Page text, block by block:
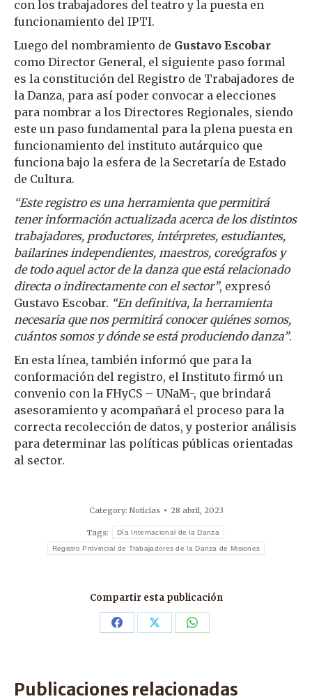
con los trabajadores del teatro y la puesta en
funcionamiento del IPTI.
Luego del nombramiento de Gustavo Escobar
como Director General, el siguiente paso formal
es la constitución del Registro de Trabajadores de
la Danza, para así poder convocar a elecciones
para nombrar a los Directores Regionales, siendo
este un paso fundamental para la plena puesta en
funcionamiento del instituto autárquico que
funciona bajo la esfera de la Secretaría de Estado
de Cultura.
“Este registro es una herramienta que permitirá
tener información actualizada acerca de los distintos
trabajadores, productores, intérpretes, estudiantes,
bailarines independientes, maestros, coreógrafos y
de todo aquel actor de la danza que está relacionado
directa o indirectamente con el sector”, expresó
Gustavo Escobar. “En definitiva, la herramienta
necesaria que nos permitirá conocer quiénes somos,
cuántos somos y dónde se está produciendo danza”.
En esta línea, también informó que para la
conformación del registro, el Instituto firmó un
convenio con la FHyCS – UNaM-, que brindará
asesoramiento y acompañará el proceso para la
correcta recolección de datos, y posterior análisis
para determinar las políticas públicas orientadas
al sector.
Category: Noticias 28 abril, 2023
Tags: Día Internacional de la Danza
Registro Provincial de Trabajadores de la Danza de Misiones
Compartir esta publicación
Share Share Share
Publicaciones relacionadas